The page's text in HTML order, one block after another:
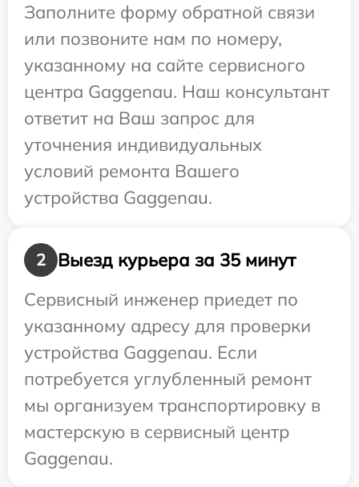
Заполните форму обратной связи
или позвоните нам по номеру,
указанному на сайте сервисного
центра Gaggenau. Наш консультант
ответит на Ваш запрос для
уточнения индивидуальных
условий ремонта Вашего
устройства Gaggenau.
2
Выезд курьера за 35 минут
Сервисный инженер приедет по
указанному адресу для проверки
устройства Gaggenau. Если
потребуется углубленный ремонт
мы организуем транспортировку в
мастерскую в сервисный центр
Gaggenau.